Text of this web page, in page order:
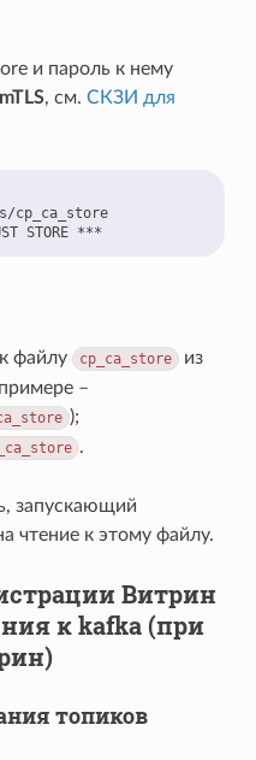
и пароль к нему
, см. СКЗИ для
STORE ***
файлу cp_ca_store из
–
);
.
запускающий
чтение к этому файлу.
Витрин
к kafka (при
топиков